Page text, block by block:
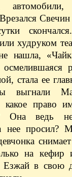
худруком
нашла,
стала ее
выгнали
право
Она ведь не
нее просил?
на кефир
Езжай в свою